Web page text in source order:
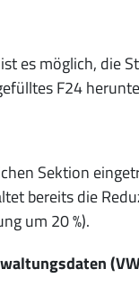
es möglich, die
F24
Sektion
bereits die
um 20 %).